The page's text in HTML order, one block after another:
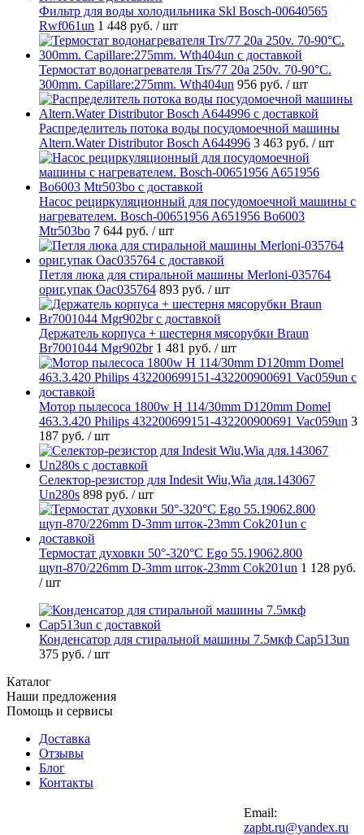
Фильтр для воды холодильника Skl Bosch-00640565
Rwf061un 1 448 руб. / шт
Термостат водонагревателя Trs/77 20a 250v. 70-90°C.
300mm. Capillare:275mm. Wth404un 956 руб. / шт
Распределитель потока воды посудомоечной машины
Altern.Water Distributor Bosch A644996 3 463 руб. / шт
Насос рециркуляционный для посудомоечной машины с
нагревателем. Bosch-00651956 A651956 Bo6003
Mtr503bo 7 644 руб. / шт
Петля люка для стиральной машины Merloni-035764
ориг.упак Oac035764 893 руб. / шт
Держатель корпуса + шестерня мясорубки Braun
Br7001044 Mgr902br 1 481 руб. / шт
Мотор пылесоса 1800w H 114/30mm D120mm Domel
463.3.420 Philips 432200699151-432200900691 Vac059un 3
187 руб. / шт
Селектор-резистор для Indesit Wiu,Wia для.143067
Un280s 898 руб. / шт
Термостат духовки 50°-320°C Ego 55.19062.800
щуп-870/226mm D-3mm шток-23mm Cok201un 1 128 руб.
/ шт
Конденсатор для стиральной машины 7.5мкф Cap513un
375 руб. / шт
Каталог
Наши предложения
Помощь и сервисы
Доставка
Отзывы
Блог
Контакты
Email:
zapbt.ru@yandex.ru